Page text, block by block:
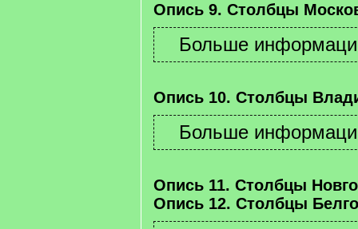
Опись 9. Столбцы
Опись 10. Столбцы
Опись 11. Столбцы
Опись 12. Столбцы